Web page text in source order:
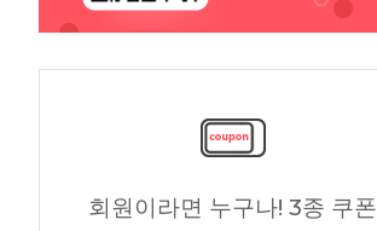
회원이라면 누구나! 3종 쿠폰